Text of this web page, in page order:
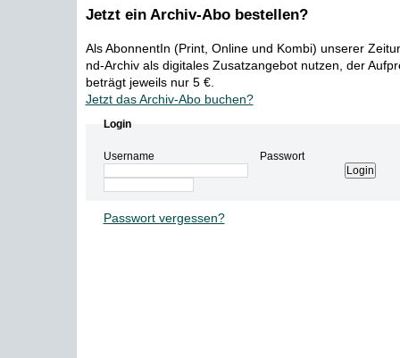
Jetzt ein Archiv-Abo bestellen?
Als AbonnentIn (Print, Online und Kombi) unserer
nd-Archiv als digitales Zusatzangebot nutzen, der
beträgt jeweils nur 5 €.
Jetzt das Archiv-Abo buchen?
Login
Username Passwort
Passwort vergessen?